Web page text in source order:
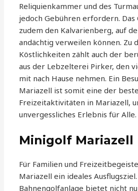
Reliquienkammer und des
jedoch Gebühren erfordern. Das
zudem den Kalvarienberg, auf
andächtig verweilen können. Zu
Köstlichkeiten zählt auch der
aus der Lebzelterei Pirker, den
mit nach Hause nehmen. Ein
Mariazell ist somit eine der
Freizeitaktivitäten in Mariazell,
unvergessliches Erlebnis für Alle.
Minigolf Mariazell
Für Familien und
Mariazell ein ideales
Bahnengolfanlage bietet nicht